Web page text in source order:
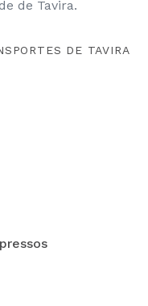
de Tavira.
DE TAVIRA